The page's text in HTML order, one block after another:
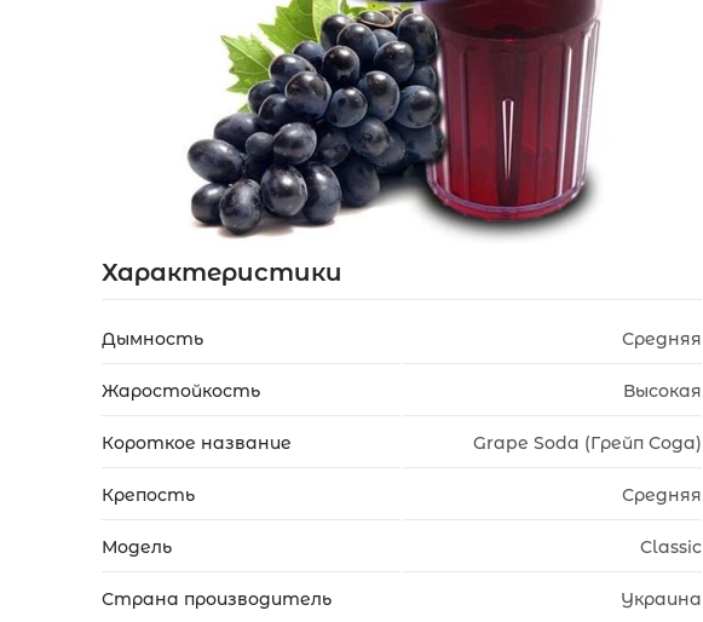
Рус
Характеристики
Дымность Средняя
Жаростойкость Высокая
Короткое название Grape Soda (Грейп Сода)
Крепость Средняя
Модель Classic
Страна производитель Украина